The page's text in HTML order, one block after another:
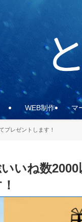
WEB制作 マ
プレゼントします！
いいね数